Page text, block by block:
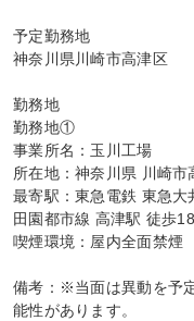
予定勤務地
神奈川県川崎市高津区
勤務地
勤務地①
事業所名：玉川工場
所在地：神奈川県 川崎
最寄駅：東急電鉄 東急
田園都市線 高津駅 徒歩
喫煙環境：屋内全面禁煙
備考：※当面は異動を予
能性があります。